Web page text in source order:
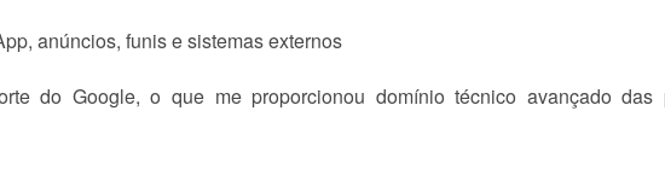
anúncios, funis e sistemas externos
do Google, o que me proporcionou domínio técnico avançado das